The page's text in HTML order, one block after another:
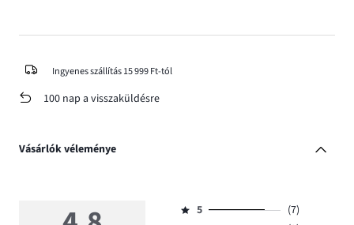
Ingyenes szállítás 15 999 Ft-tól
100 nap a visszaküldésre
Vásárlók véleménye
Osztályzat
5
(7)